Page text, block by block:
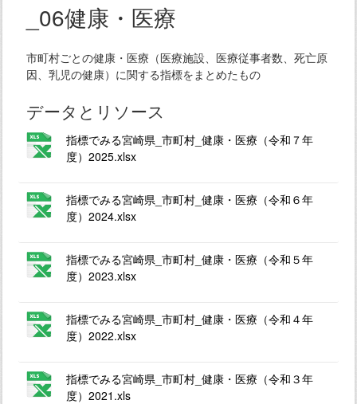
_06健康・医療
市町村ごとの健康・医療（医療施設、医療従事者数、死亡原
因、乳児の健康）に関する指標をまとめたもの
データとリソース
指標でみる宮崎県_市町村_健康・医療（令和７年
度）2025.xlsx
指標でみる宮崎県_市町村_健康・医療（令和６年
度）2024.xlsx
指標でみる宮崎県_市町村_健康・医療（令和５年
度）2023.xlsx
指標でみる宮崎県_市町村_健康・医療（令和４年
度）2022.xlsx
指標でみる宮崎県_市町村_健康・医療（令和３年
度）2021.xls